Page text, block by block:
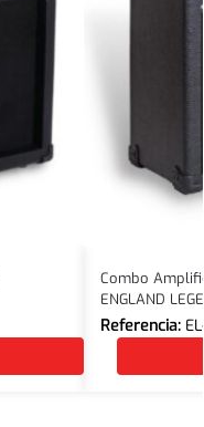
Combo
ENGLAND
Referencia: